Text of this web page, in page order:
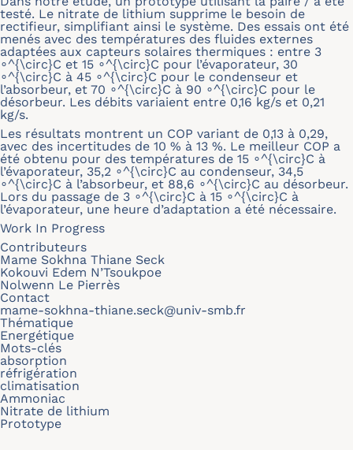
testé. Le nitrate de lithium supprime le besoin de
rectifieur, simplifiant ainsi le système. Des essais ont été
menés avec des températures des fluides externes
adaptées aux capteurs solaires thermiques : entre 3
∘^{\circ}C et 15 ∘^{\circ}C pour l’évaporateur, 30
∘^{\circ}C à 45 ∘^{\circ}C pour le condenseur et
l’absorbeur, et 70 ∘^{\circ}C à 90 ∘^{\circ}C pour le
désorbeur. Les débits variaient entre 0,16 kg/s et 0,21
kg/s.
Les résultats montrent un COP variant de 0,13 à 0,29,
avec des incertitudes de 10 % à 13 %. Le meilleur COP a
été obtenu pour des températures de 15 ∘^{\circ}C à
l’évaporateur, 35,2 ∘^{\circ}C au condenseur, 34,5
∘^{\circ}C à l’absorbeur, et 88,6 ∘^{\circ}C au désorbeur.
Lors du passage de 3 ∘^{\circ}C à 15 ∘^{\circ}C à
l’évaporateur, une heure d’adaptation a été nécessaire.
Work In Progress
Contributeurs
Mame Sokhna Thiane Seck
Kokouvi Edem N’Tsoukpoe
Nolwenn Le Pierrès
Contact
mame-sokhna-thiane.seck@univ-smb.fr
Thématique
Energétique
Mots-clés
absorption
réfrigération
climatisation
Ammoniac
Nitrate de lithium
Prototype